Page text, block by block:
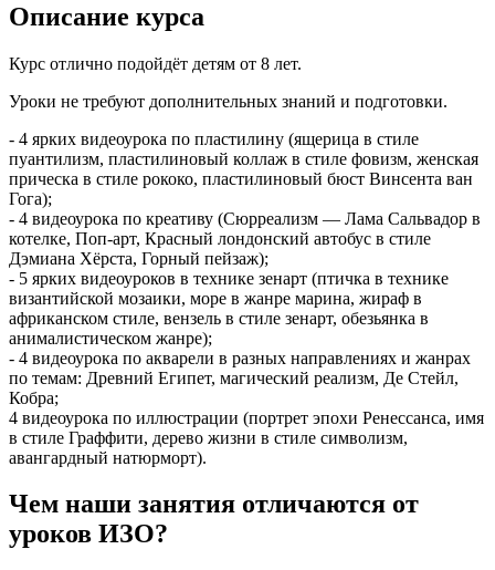
Описание курса
Курс отлично подойдёт детям от 8 лет.
Уроки не требуют дополнительных знаний и подготовки.
- 4 ярких видеоурока по пластилину (ящерица в стиле
пуантилизм, пластилиновый коллаж в стиле фовизм, женская
прическа в стиле рококо, пластилиновый бюст Винсента ван
Гога);
- 4 видеоурока по креативу (Сюрреализм — Лама Сальвадор в
котелке, Поп-арт, Красный лондонский автобус в стиле
Дэмиана Хёрста, Горный пейзаж);
- 5 ярких видеоуроков в технике зенарт (птичка в технике
византийской мозаики, море в жанре марина, жираф в
африканском стиле, вензель в стиле зенарт, обезьянка в
анималистическом жанре);
- 4 видеоурока по акварели в разных направлениях и жанрах
по темам: Древний Египет, магический реализм, Де Стейл,
Кобра;
4 видеоурока по иллюстрации (портрет эпохи Ренессанса, имя
в стиле Граффити, дерево жизни в стиле символизм,
авангардный натюрморт).
Чем наши занятия отличаются от
уроков ИЗО?